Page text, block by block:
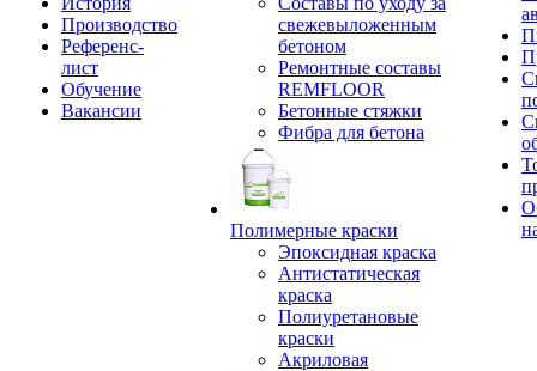
Производство
Референс-
лист
Обучение
Вакансии
свежевыложенным
бетоном
Ремонтные составы
REMFLOOR
Бетонные стяжки
Фибра для бетона
Полимерные краски
Эпоксидная краска
Антистатическая
краска
Полиуретановые
краски
Акриловая